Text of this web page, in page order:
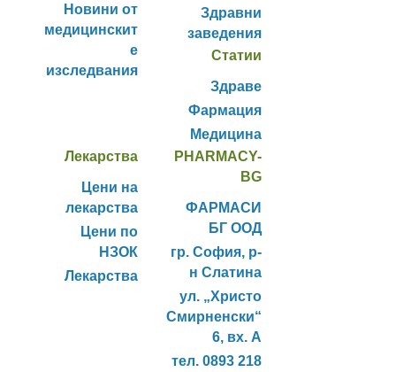
Новини от
медицинскит
е
изследвания
Здравни
заведения
Статии
Здраве
Фармация
Медицина
Лекарства
Цени на
лекарства
Цени по
НЗОК
Лекарства
PHARMACY-
BG
ФАРМАСИ
БГ ООД
гр. София, р-
н Слатина
ул. „Христо
Смирненски“
6, вх. А
тел. 0893 218